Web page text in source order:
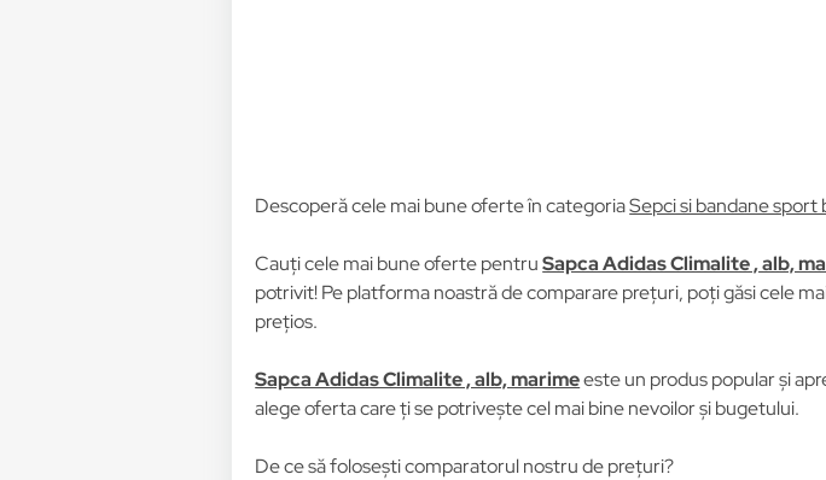
Descoperă cele mai bune oferte în categoriaSepci si bandane sport
Cauți cele mai bune oferte pentruSapca Adidas Climalite , alb,
potrivit! Pe platforma noastră de comparare prețuri, poți găsi cele
prețios.
Sapca Adidas Climalite , alb, marimeeste un produs popular și
alege oferta care ți se potrivește cel mai bine nevoilor și bugetului.
De ce să folosești comparatorul nostru de prețuri?